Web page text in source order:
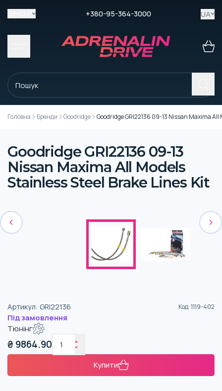
+380-95-364-3000 UA
Головна Бренди Goodridge Goodridge GRI22136 09-13 Nissan Maxima All
Goodridge GRI22136 09-13
Nissan Maxima All Models
Stainless Steel Brake Lines Kit
Артикул: GRI22136 Код:1119-402
Під замовлення
Тюнінг
₴ 9864.90
Купити